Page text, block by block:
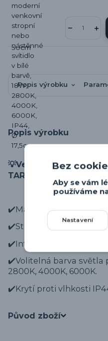
Popis výrobku
Popis výrobku
💡Venkovní LED
TARTU💡
✔️Materiál svítidla je
✔️Stínidlo akrylové.
✔️Integrované LED diody
✔️Volitelná barva světla
2800K, 4000K, 6000K.
✔️Krytí proti vlhkosti
Původ zboží
Bez
Aby se vám
používáme
Nastavení